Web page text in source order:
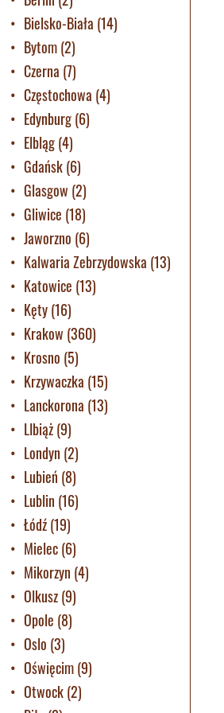
Bielsko-Biała (14)
Bytom(2)
Czerna (7)
Częstochowa (4)
Edynburg(6)
Elbląg(4)
Gdańsk(6)
Glasgow (2)
Gliwice (18)
Jaworzno (6)
Kalwaria Zebrzydowska (13)
Katowice (13)
Kęty(16)
Krakow (360)
Krosno (5)
Krzywaczka (15)
Lanckorona (13)
LIbiąż(9)
Londyn (2)
Lubień (8)
Lublin (16)
Łódź(19)
Mielec(6)
Mikorzyn (4)
Olkusz(9)
Opole (8)
Oslo (3)
Oświęcim(9)
Otwock(2)